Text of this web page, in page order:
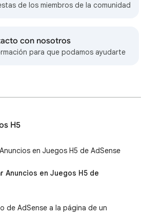
de los miembros de la comunidad
con nosotros
para que podamos ayudarte
H5
en Juegos H5 de AdSense
Anuncios en Juegos H5 de
de AdSense a la página de un